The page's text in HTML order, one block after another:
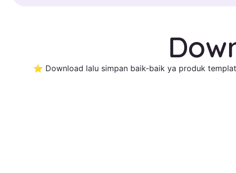
⭐ Download lalu simpan baik-baik ya produk